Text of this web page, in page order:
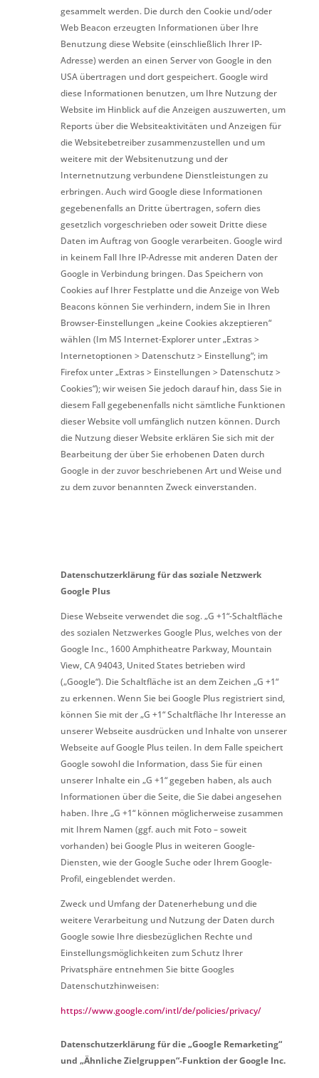
gesammelt werden. Die durch den Cookie und/oder
Web Beacon erzeugten Informationen über Ihre
Benutzung diese Website (einschließlich Ihrer IP-
Adresse) werden an einen Server von Google in den
USA übertragen und dort gespeichert. Google wird
diese Informationen benutzen, um Ihre Nutzung der
Website im Hinblick auf die Anzeigen auszuwerten, um
Reports über die Websiteaktivitäten und Anzeigen für
die Websitebetreiber zusammenzustellen und um
weitere mit der Websitenutzung und der
Internetnutzung verbundene Dienstleistungen zu
erbringen. Auch wird Google diese Informationen
gegebenenfalls an Dritte übertragen, sofern dies
gesetzlich vorgeschrieben oder soweit Dritte diese
Daten im Auftrag von Google verarbeiten. Google wird
in keinem Fall Ihre IP-Adresse mit anderen Daten der
Google in Verbindung bringen. Das Speichern von
Cookies auf Ihrer Festplatte und die Anzeige von Web
Beacons können Sie verhindern, indem Sie in Ihren
Browser-Einstellungen „keine Cookies akzeptieren“
wählen (Im MS Internet-Explorer unter „Extras >
Internetoptionen > Datenschutz > Einstellung“; im
Firefox unter „Extras > Einstellungen > Datenschutz >
Cookies“); wir weisen Sie jedoch darauf hin, dass Sie in
diesem Fall gegebenenfalls nicht sämtliche Funktionen
dieser Website voll umfänglich nutzen können. Durch
die Nutzung dieser Website erklären Sie sich mit der
Bearbeitung der über Sie erhobenen Daten durch
Google in der zuvor beschriebenen Art und Weise und
zu dem zuvor benannten Zweck einverstanden.
Datenschutzerklärung für das soziale Netzwerk
Google Plus
Diese Webseite verwendet die sog. „G +1“-Schaltfläche
des sozialen Netzwerkes Google Plus, welches von der
Google Inc., 1600 Amphitheatre Parkway, Mountain
View, CA 94043, United States betrieben wird
(„Google“). Die Schaltfläche ist an dem Zeichen „G +1“
zu erkennen. Wenn Sie bei Google Plus registriert sind,
können Sie mit der „G +1“ Schaltfläche Ihr Interesse an
unserer Webseite ausdrücken und Inhalte von unserer
Webseite auf Google Plus teilen. In dem Falle speichert
Google sowohl die Information, dass Sie für einen
unserer Inhalte ein „G +1“ gegeben haben, als auch
Informationen über die Seite, die Sie dabei angesehen
haben. Ihre „G +1“ können möglicherweise zusammen
mit Ihrem Namen (ggf. auch mit Foto – soweit
vorhanden) bei Google Plus in weiteren Google-
Diensten, wie der Google Suche oder Ihrem Google-
Profil, eingeblendet werden.
Zweck und Umfang der Datenerhebung und die
weitere Verarbeitung und Nutzung der Daten durch
Google sowie Ihre diesbezüglichen Rechte und
Einstellungsmöglichkeiten zum Schutz Ihrer
Privatsphäre entnehmen Sie bitte Googles
Datenschutzhinweisen:
https://www.google.com/intl/de/policies/privacy/
Datenschutzerklärung für die „Google Remarketing“
und „Ähnliche Zielgruppen“-Funktion der Google Inc.